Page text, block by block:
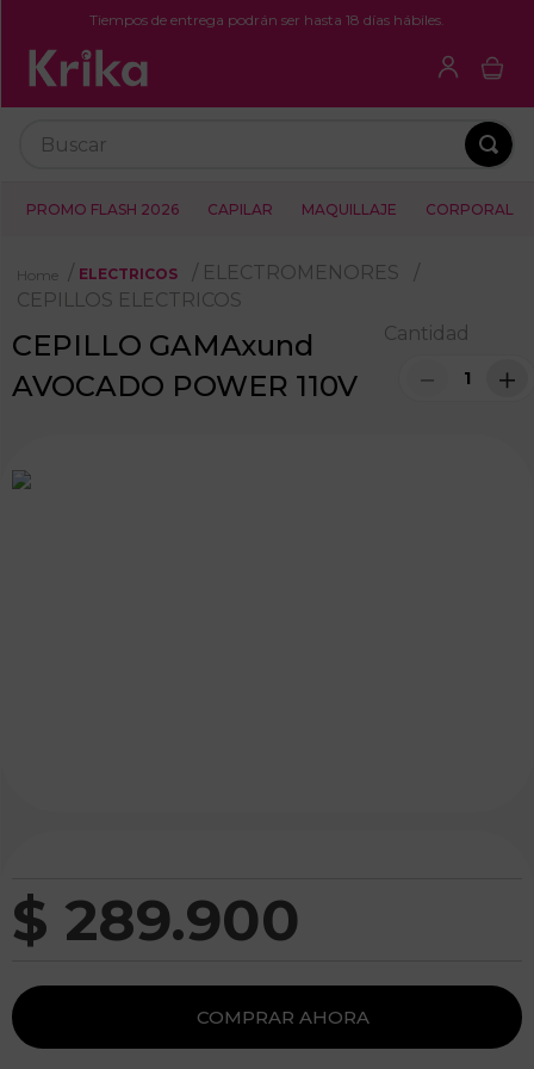
Tiempos de entrega podrán ser hasta 18 días hábiles.
PROMO FLASH 2026 CAPILAR MAQUILLAJE CORPORAL
ELECTRICOS
ELECTROMENORES
CEPILLOS ELECTRICOS
CEPILLO GAMAxund
AVOCADO POWER 110V
Cantidad
＋
－
$ 289.900